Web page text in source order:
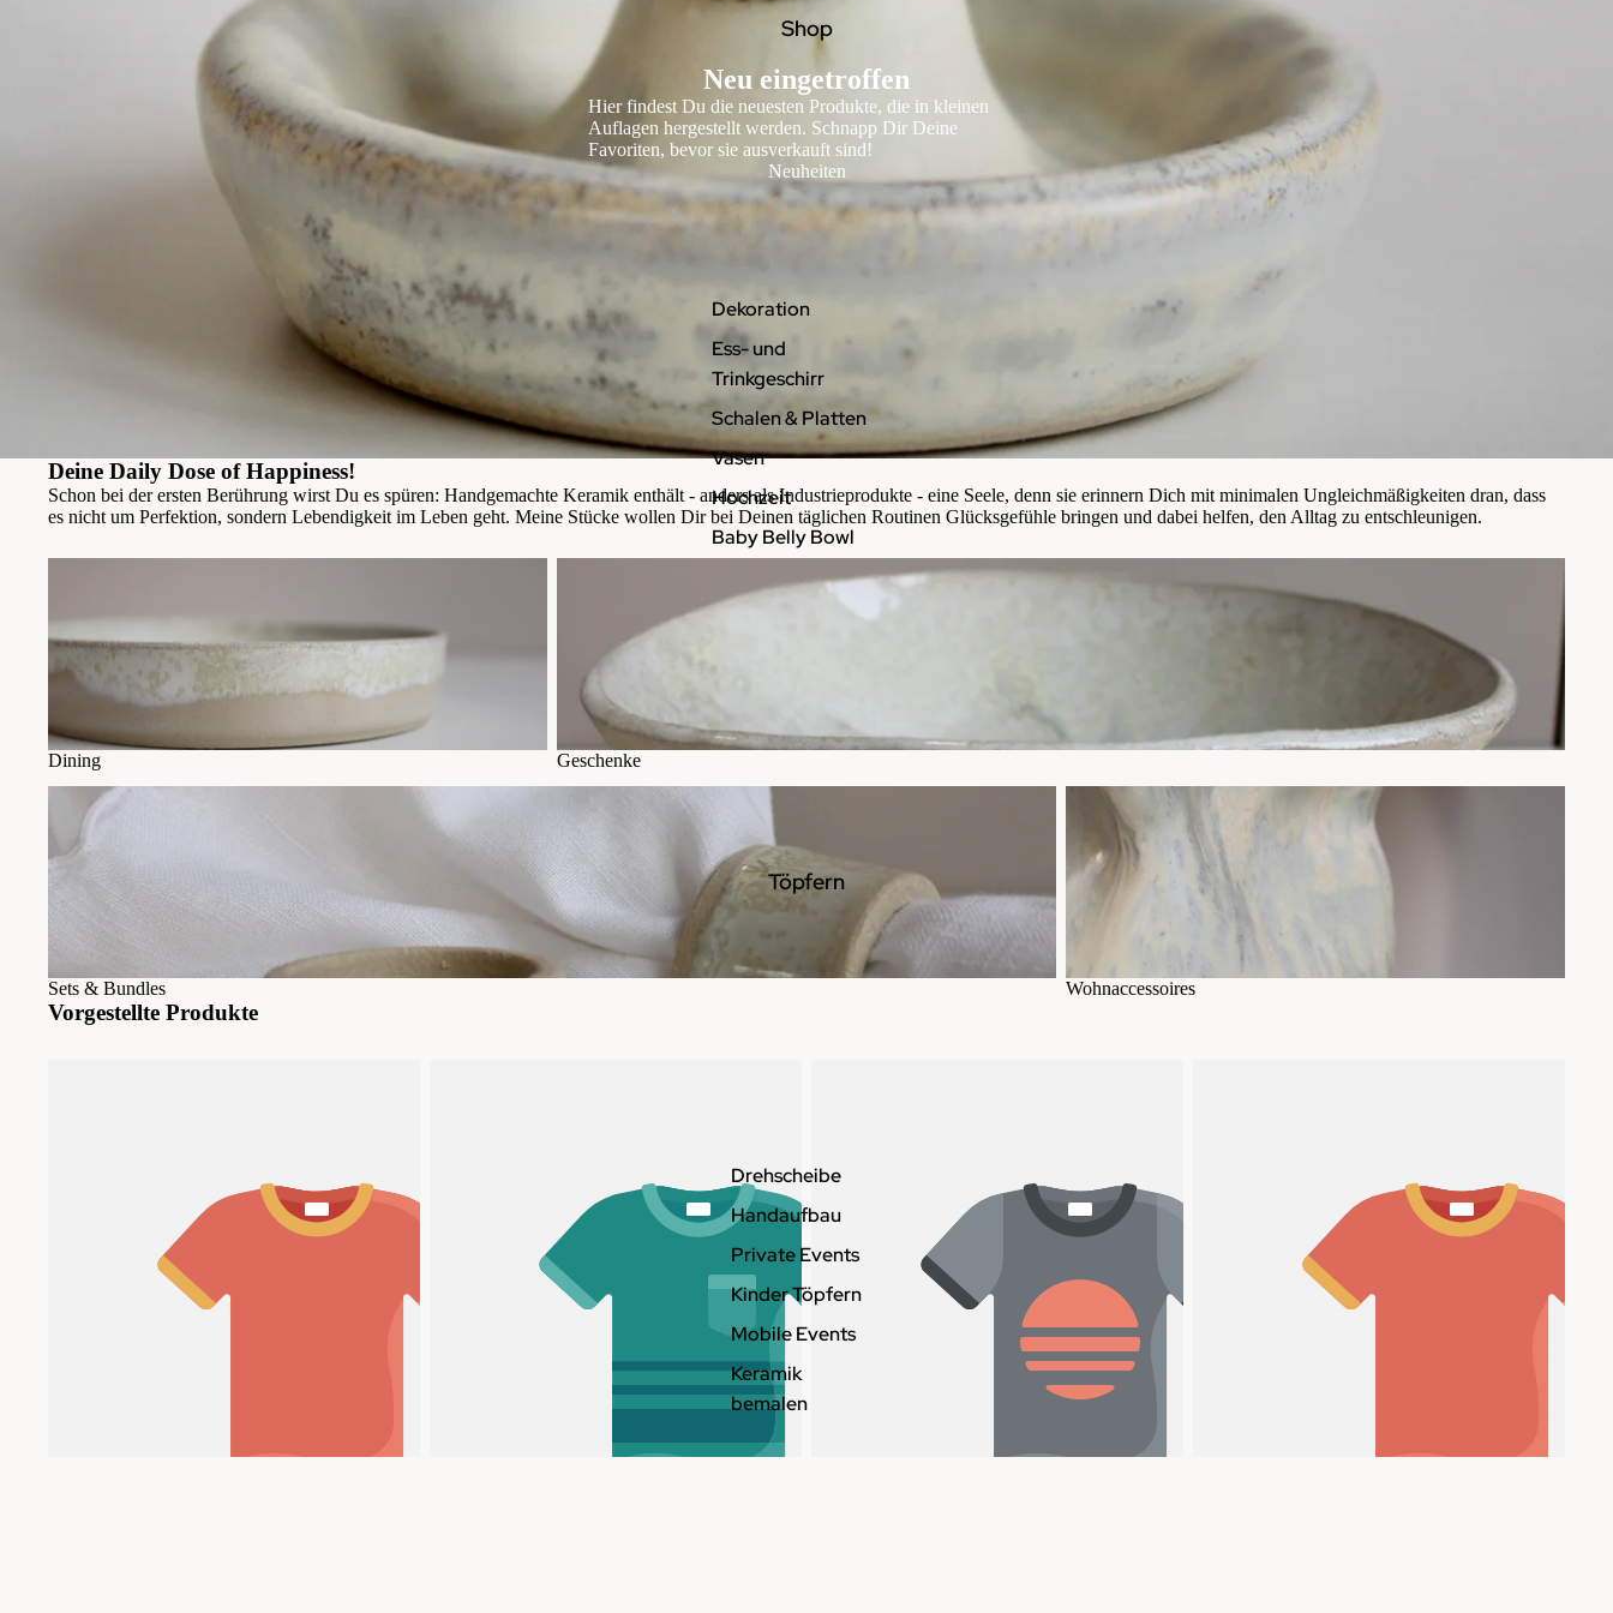
Shop
Dekoration
Ess- und
Trinkgeschirr
Schalen & Platten
Vasen
Hochzeit
Baby Belly Bowl
Töpfern
Drehscheibe
Handaufbau
Private Events
Kinder Töpfern
Mobile Events
Keramik
bemalen
Neu eingetroffen
Hier findest Du die neuesten Produkte, die in kleinen
Auflagen hergestellt werden. Schnapp Dir Deine
Favoriten, bevor sie ausverkauft sind!
Neuheiten
Deine Daily Dose of Happiness!
Schon bei der ersten Berührung wirst Du es spüren: Handgemachte Keramik enthält - anders als Industrieprodukte - eine Seele, denn sie erinnern Dich mit minimalen Ungleichmäßigkeiten dran, dass
es nicht um Perfektion, sondern Lebendigkeit im Leben geht. Meine Stücke wollen Dir bei Deinen täglichen Routinen Glücksgefühle bringen und dabei helfen, den Alltag zu entschleunigen.
Dining
Geschenke
Sets & Bundles
Sets & Bundles
Wohnaccessoires
Wohnaccessoires
Vorgestellte Produkte